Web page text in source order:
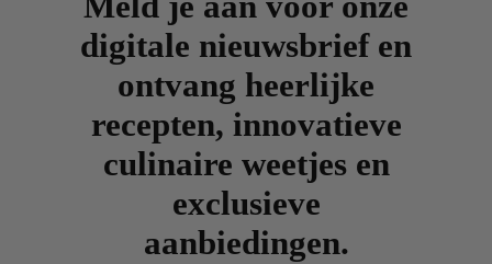
digitale nieuwsbrief en
ontvang heerlijke
recepten, innovatieve
culinaire weetjes en
exclusieve
aanbiedingen.